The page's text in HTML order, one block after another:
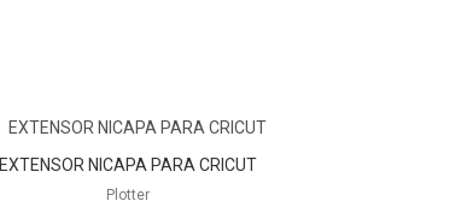
EXTENSOR NICAPA PARA CRICUT
Plotter
EXTENSOR
NICAPA
PARA